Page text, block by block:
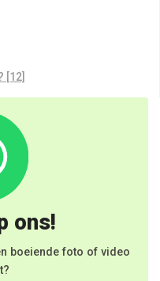
[12]
ons!
boeiende foto of video